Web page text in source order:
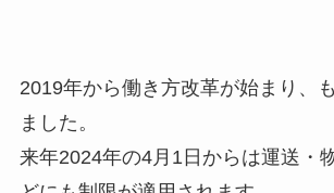
2019年から働き方改革が始まり、
ました。
来年2024年の4月1日からは運送・